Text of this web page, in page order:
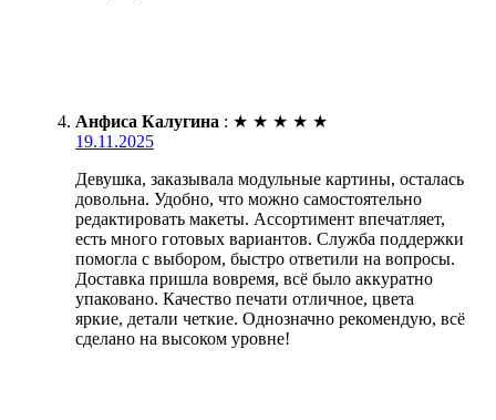
Анфиса Калугина : ★ ★ ★ ★ ★
19.11.2025
Девушка, заказывала модульные картины, осталась
довольна. Удобно, что можно самостоятельно
редактировать макеты. Ассортимент впечатляет,
есть много готовых вариантов. Служба поддержки
помогла с выбором, быстро ответили на вопросы.
Доставка пришла вовремя, всё было аккуратно
упаковано. Качество печати отличное, цвета
яркие, детали четкие. Однозначно рекомендую, всё
сделано на высоком уровне!